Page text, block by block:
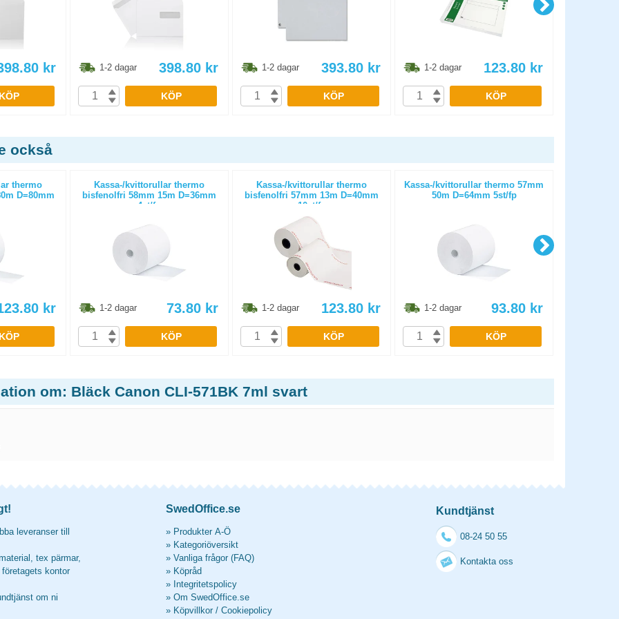
kr
KÖP
1-2 dagar 398.80 kr
KÖP
1-2 dagar 393.80 kr
KÖP
1-2 dagar 123.80 kr
KÖP
också
thermo
D=80mm
kr
KÖP
Kassa-/kvittorullar thermo
bisfenolfri 58mm 15m D=36mm
4st/fp
1-2 dagar 73.80 kr
KÖP
Kassa-/kvittorullar thermo
bisfenolfri 57mm 13m D=40mm
10st/fp
1-2 dagar 123.80 kr
KÖP
Kassa-/kvittorullar thermo 57mm
50m D=64mm 5st/fp
1-2 dagar 93.80 kr
KÖP
om: Bläck Canon CLI-571BK 7ml svart
leveranser till
tex pärmar,
kontor
om ni
SwedOffice.se
» Produkter A-Ö
» Kategoriöversikt
» Vanliga frågor (FAQ)
» Köpråd
» Integritetspolicy
» Om SwedOffice.se
» Köpvillkor / Cookiepolicy
Kundtjänst
08-24 50 55
Kontakta oss